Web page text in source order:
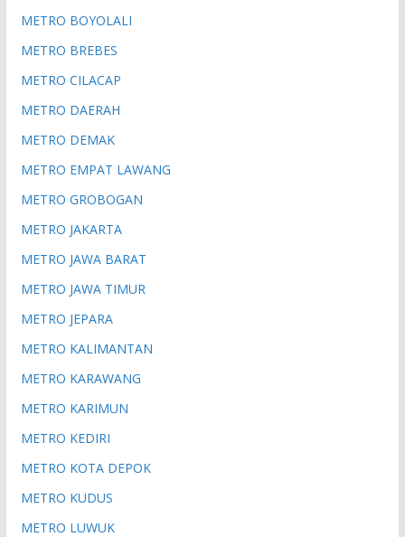
METRO BOYOLALI
METRO BREBES
METRO CILACAP
METRO DAERAH
METRO DEMAK
METRO EMPAT LAWANG
METRO GROBOGAN
METRO JAKARTA
METRO JAWA BARAT
METRO JAWA TIMUR
METRO JEPARA
METRO KALIMANTAN
METRO KARAWANG
METRO KARIMUN
METRO KEDIRI
METRO KOTA DEPOK
METRO KUDUS
METRO LUWUK